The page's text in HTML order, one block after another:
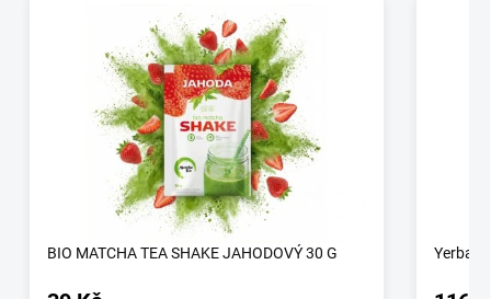
BIO MATCHA TEA SHAKE JAHODOVÝ 30 G Yerba